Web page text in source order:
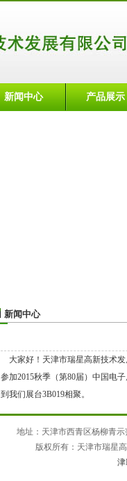
新闻中心 产品展示
新闻中心
大家好！天津市瑞星高新技术
参加2015秋季（第80届）中国电
到我们展台3B019相聚。
地址：天津市西青区杨柳青
版权所有：天津市瑞星
津